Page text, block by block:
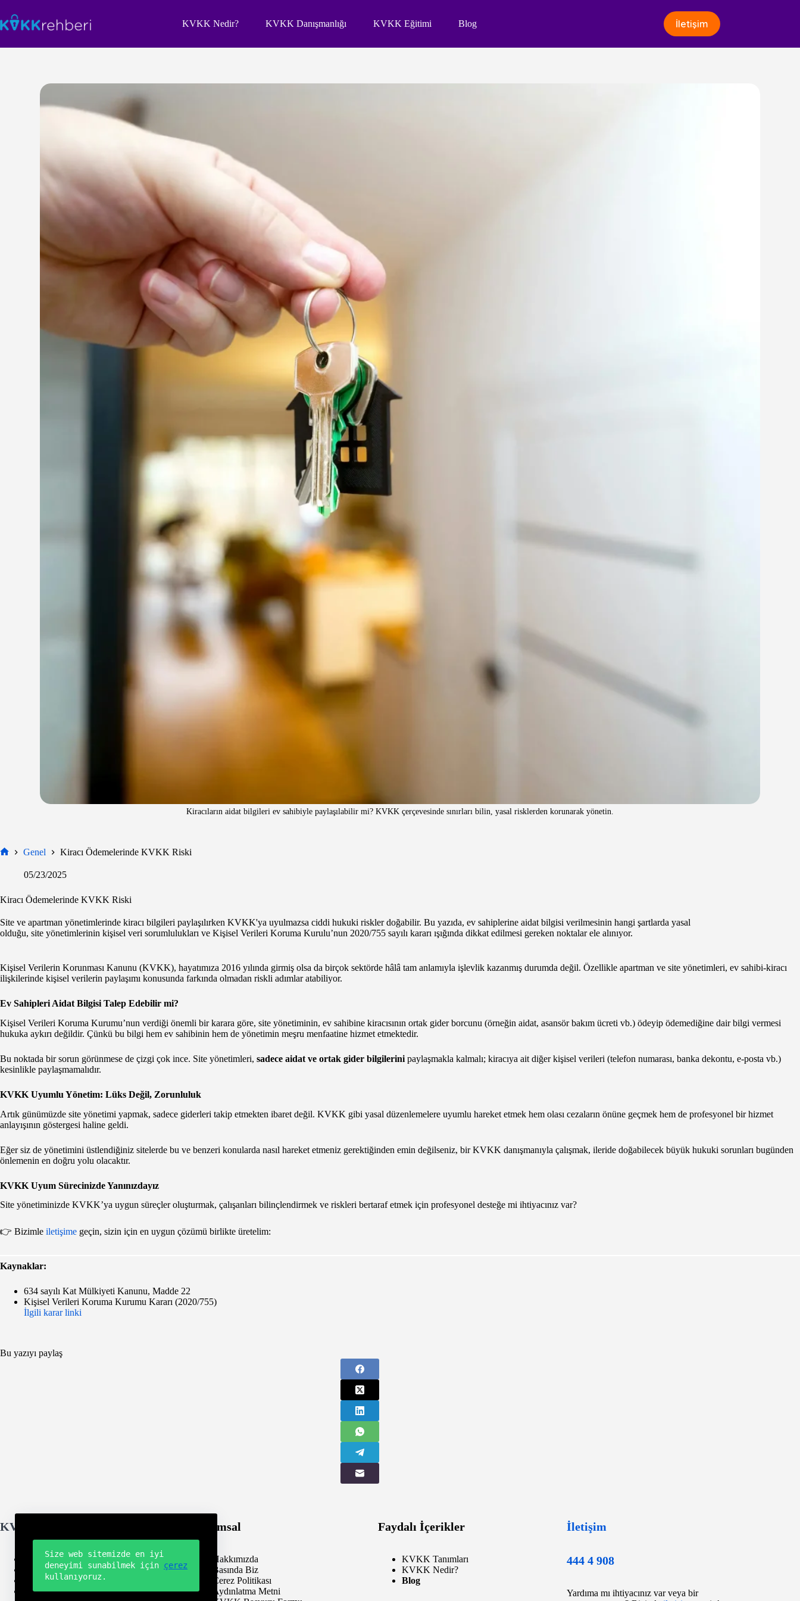
content
Size web sitemizde en iyi
deneyimi sunabilmek için çerez
kullanıyoruz.
KVKK Nedir? KVKK Danışmanlığı KVKK Eğitimi Blog İletişim
Kiracıların aidat bilgileri ev sahibiyle paylaşılabilir mi? KVKK çerçevesinde sınırları bilin, yasal risklerden korunarak yönetin.
Genel Kiracı Ödemelerinde KVKK Riski
05/23/2025
Kiracı Ödemelerinde KVKK Riski
Site ve apartman yönetimlerinde kiracı bilgileri paylaşılırken KVKK'ya uyulmazsa ciddi hukuki riskler doğabilir. Bu yazıda, ev sahiplerine aidat bilgisi verilmesinin hangi şartlarda yasal
olduğu, site yönetimlerinin kişisel veri sorumlulukları ve Kişisel Verileri Koruma Kurulu’nun 2020/755 sayılı kararı ışığında dikkat edilmesi gereken noktalar ele alınıyor.
Kişisel Verilerin Korunması Kanunu (KVKK), hayatımıza 2016 yılında girmiş olsa da birçok sektörde hâlâ tam anlamıyla işlevlik kazanmış durumda değil. Özellikle apartman ve site yönetimleri, ev sahibi-kiracı
ilişkilerinde kişisel verilerin paylaşımı konusunda farkında olmadan riskli adımlar atabiliyor.
Ev Sahipleri Aidat Bilgisi Talep Edebilir mi?
Kişisel Verileri Koruma Kurumu’nun verdiği önemli bir karara göre, site yönetiminin, ev sahibine kiracısının ortak gider borcunu (örneğin aidat, asansör bakım ücreti vb.) ödeyip ödemediğine dair bilgi vermesi
hukuka aykırı değildir. Çünkü bu bilgi hem ev sahibinin hem de yönetimin meşru menfaatine hizmet etmektedir.
Bu noktada bir sorun görünmese de çizgi çok ince. Site yönetimleri, sadece aidat ve ortak gider bilgilerini paylaşmakla kalmalı; kiracıya ait diğer kişisel verileri (telefon numarası, banka dekontu, e-posta vb.)
kesinlikle paylaşmamalıdır.
KVKK Uyumlu Yönetim: Lüks Değil, Zorunluluk
Artık günümüzde site yönetimi yapmak, sadece giderleri takip etmekten ibaret değil. KVKK gibi yasal düzenlemelere uyumlu hareket etmek hem olası cezaların önüne geçmek hem de profesyonel bir hizmet
anlayışının göstergesi haline geldi.
Eğer siz de yönetimini üstlendiğiniz sitelerde bu ve benzeri konularda nasıl hareket etmeniz gerektiğinden emin değilseniz, bir KVKK danışmanıyla çalışmak, ileride doğabilecek büyük hukuki sorunları bugünden
önlemenin en doğru yolu olacaktır.
KVKK Uyum Sürecinizde Yanınızdayız
Site yönetiminizde KVKK’ya uygun süreçler oluşturmak, çalışanları bilinçlendirmek ve riskleri bertaraf etmek için profesyonel desteğe mi ihtiyacınız var?
👉 Bizimle iletişime geçin, sizin için en uygun çözümü birlikte üretelim:
Kaynaklar:
634 sayılı Kat Mülkiyeti Kanunu, Madde 22
Kişisel Verileri Koruma Kurumu Kararı (2020/755)
İlgili karar linki
Bu yazıyı paylaş
KVKK Hizmetleri
KVKK Danışmanlığı
KVKK Denetimi
KVKK Eğitimi
KVKK Testi
Kurumsal
Hakkımızda
Basında Biz
Çerez Politikası
Aydınlatma Metni
Faydalı İçerikler
KVKK Tanımları
KVKK Nedir?
Blog
İletişim
444 4 908
Yardıma mı ihtiyacınız var veya bir